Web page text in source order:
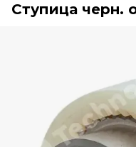
Ступица черн.